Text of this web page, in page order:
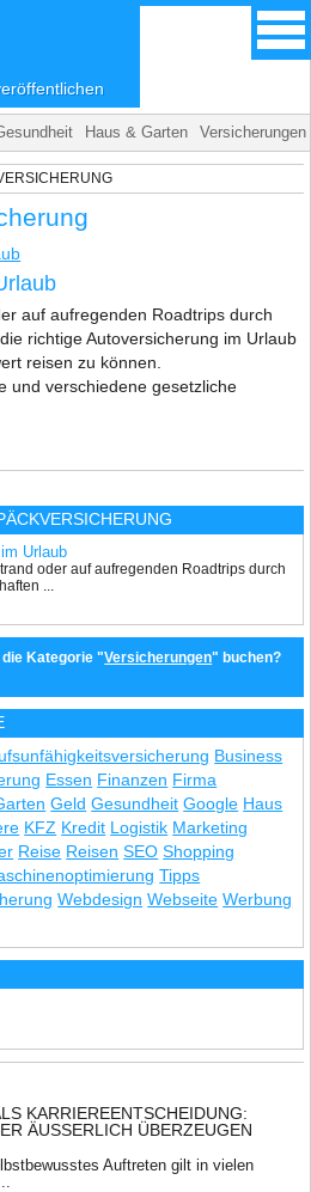
Haus & Garten Versicherungen
auf aufregenden Roadtrips durch
richtige Autoversicherung im Urlaub
reisen zu können.
und verschiedene gesetzliche
Urlaub
oder auf aufregenden Roadtrips durch
...
Kategorie "Versicherungen" buchen?
Business
Essen Finanzen Firma
Geld Gesundheit Google Haus
KFZ Kredit Logistik Marketing
Reise Reisen SEO Shopping
Tipps
Webdesign Webseite Werbung
KARRIEREENTSCHEIDUNG:
ÄUSSERLICH ÜBERZEUGEN W
Auftreten gilt in vielen